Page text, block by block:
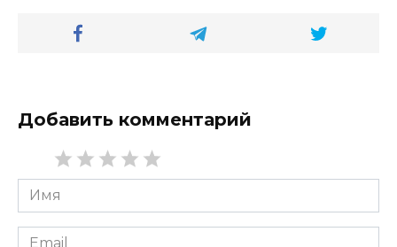
Добавить комментарий
Имя
*
Email